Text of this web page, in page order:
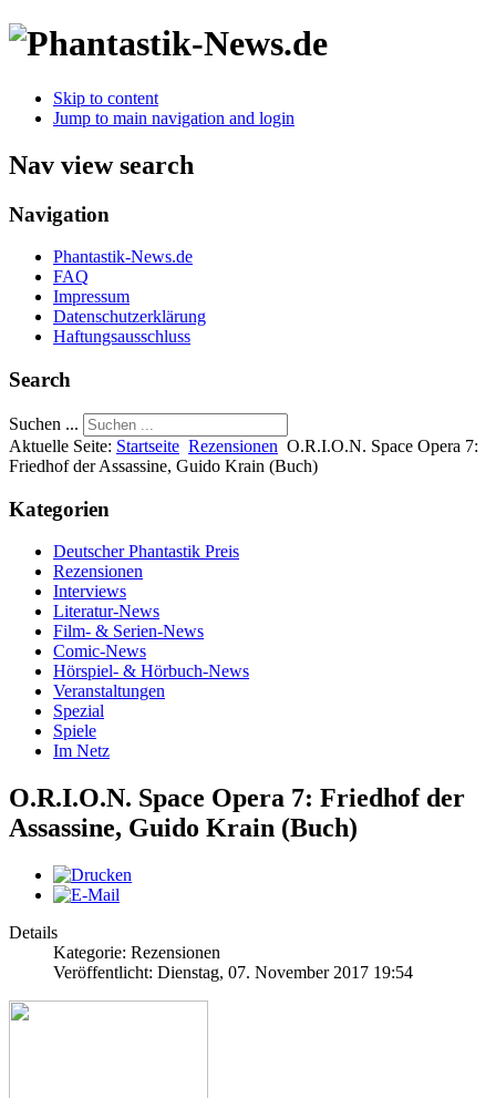
Skip to content
Jump to main navigation and login
Nav view search
Navigation
Phantastik-News.de
FAQ
Impressum
Datenschutzerklärung
Haftungsausschluss
Search
Suchen ...
Aktuelle Seite: Startseite Rezensionen O.R.I.O.N. Space Opera 7:
Friedhof der Assassine, Guido Krain (Buch)
Kategorien
Deutscher Phantastik Preis
Rezensionen
Interviews
Literatur-News
Film- & Serien-News
Comic-News
Hörspiel- & Hörbuch-News
Veranstaltungen
Spezial
Spiele
Im Netz
O.R.I.O.N. Space Opera 7: Friedhof der
Assassine, Guido Krain (Buch)
Details
Kategorie: Rezensionen
Veröffentlicht: Dienstag, 07. November 2017 19:54